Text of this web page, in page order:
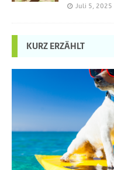
Juli 5, 2025
KURZ ERZÄHLT